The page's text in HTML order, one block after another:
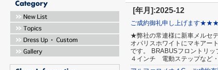
[年月]:2025-12
ご成約御礼申し上げます
★弊社の常連様に新車メルセ
オパリスホワイトにマキアー
です。 BRABUSフロントリ
４インチ 電動ステップなど